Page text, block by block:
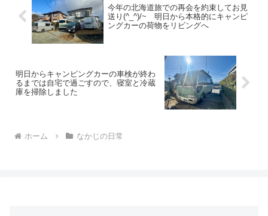
今年の北海道旅での再会を約束してお見
送り(^_^)/~ 明日から本格的にキャンピ
ングカーの荷物をリビングへ
明日からキャンピングカーの車検が終わ
るまでは自宅で過ごすので、寝室と冷蔵
庫を掃除しました
ホーム なかじの日常